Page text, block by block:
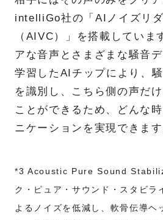
intelliGo社の「AIノイズリ
（AIVC）」を搭載していま
アな音声とさまざまな騒音
学習したAIチップにより、
を識別し、こちら側の声だ
ことができるため、どんな
ニケーションを実現できます
*3 Acoustic Pure Sound
ク・ピュア・サウンド・スタビラ
よるノイズを低減し、軟骨伝導ヘ